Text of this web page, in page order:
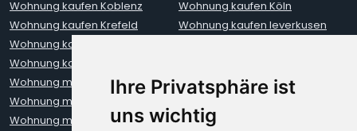
Ihre Privatsphäre ist
uns wichtig
Wohnung kaufen Koblenz
Wohnung kaufen Köln
Wohnung kaufen Krefeld
Wohnung kaufen leverkusen
Wohnung kaufen Mainz
Wohnung kaufen Neuss
Wohnung mieten Aachen
Wohnung mieten Augsburg
Wohnung mieten Berlin
Wohnung mieten Bielefeld
Wohnung mieten Bochum
Wohnung mieten Bonn